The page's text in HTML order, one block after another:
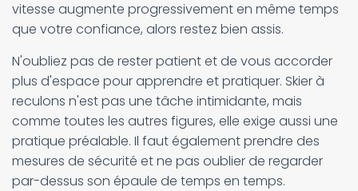
vitesse augmente progressivement en même temps
que votre confiance, alors restez bien assis.
N'oubliez pas de rester patient et de vous accorder
plus d'espace pour apprendre et pratiquer. Skier à
reculons n'est pas une tâche intimidante, mais
comme toutes les autres figures, elle exige aussi une
pratique préalable. Il faut également prendre des
mesures de sécurité et ne pas oublier de regarder
par-dessus son épaule de temps en temps.